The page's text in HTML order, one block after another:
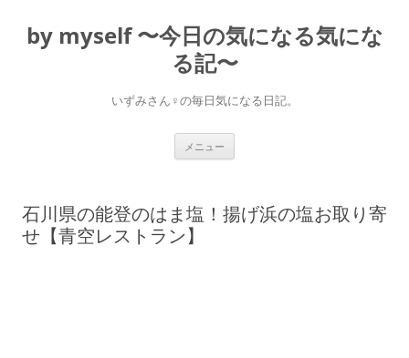
テ
ン
by myself 〜今日の気になる気にな
る記〜
いずみさん♀の毎日気になる日記。
メニュー
石川県の能登のはま塩！揚げ浜の塩お取り寄
せ【青空レストラン】